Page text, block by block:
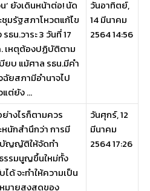
’ ยังเดินหน้าต่อ! นัด
ชุมรัฐสภาโหวตแก้ไข
รธน.วาระ 3 วันที่ 17
เหตุต้องปฏิบัติตาม
บียบ แม้ศาล รธน.มีคำ
ฉัยสภามีอำนาจไป
แต่ยัง ...
วันอาทิตย์,
14 มีนาคม
2564 14:56
ย่างไรก็ตามควร
หนักสำนึกว่า การมี
ญญัติให้จัดทำ
รรมนูญขึ้นใหม่ทั้ง
ได้ จะทำให้ความเป็น
มายสูงสุดของ
วันศุกร์, 12
มีนาคม
2564 17:26